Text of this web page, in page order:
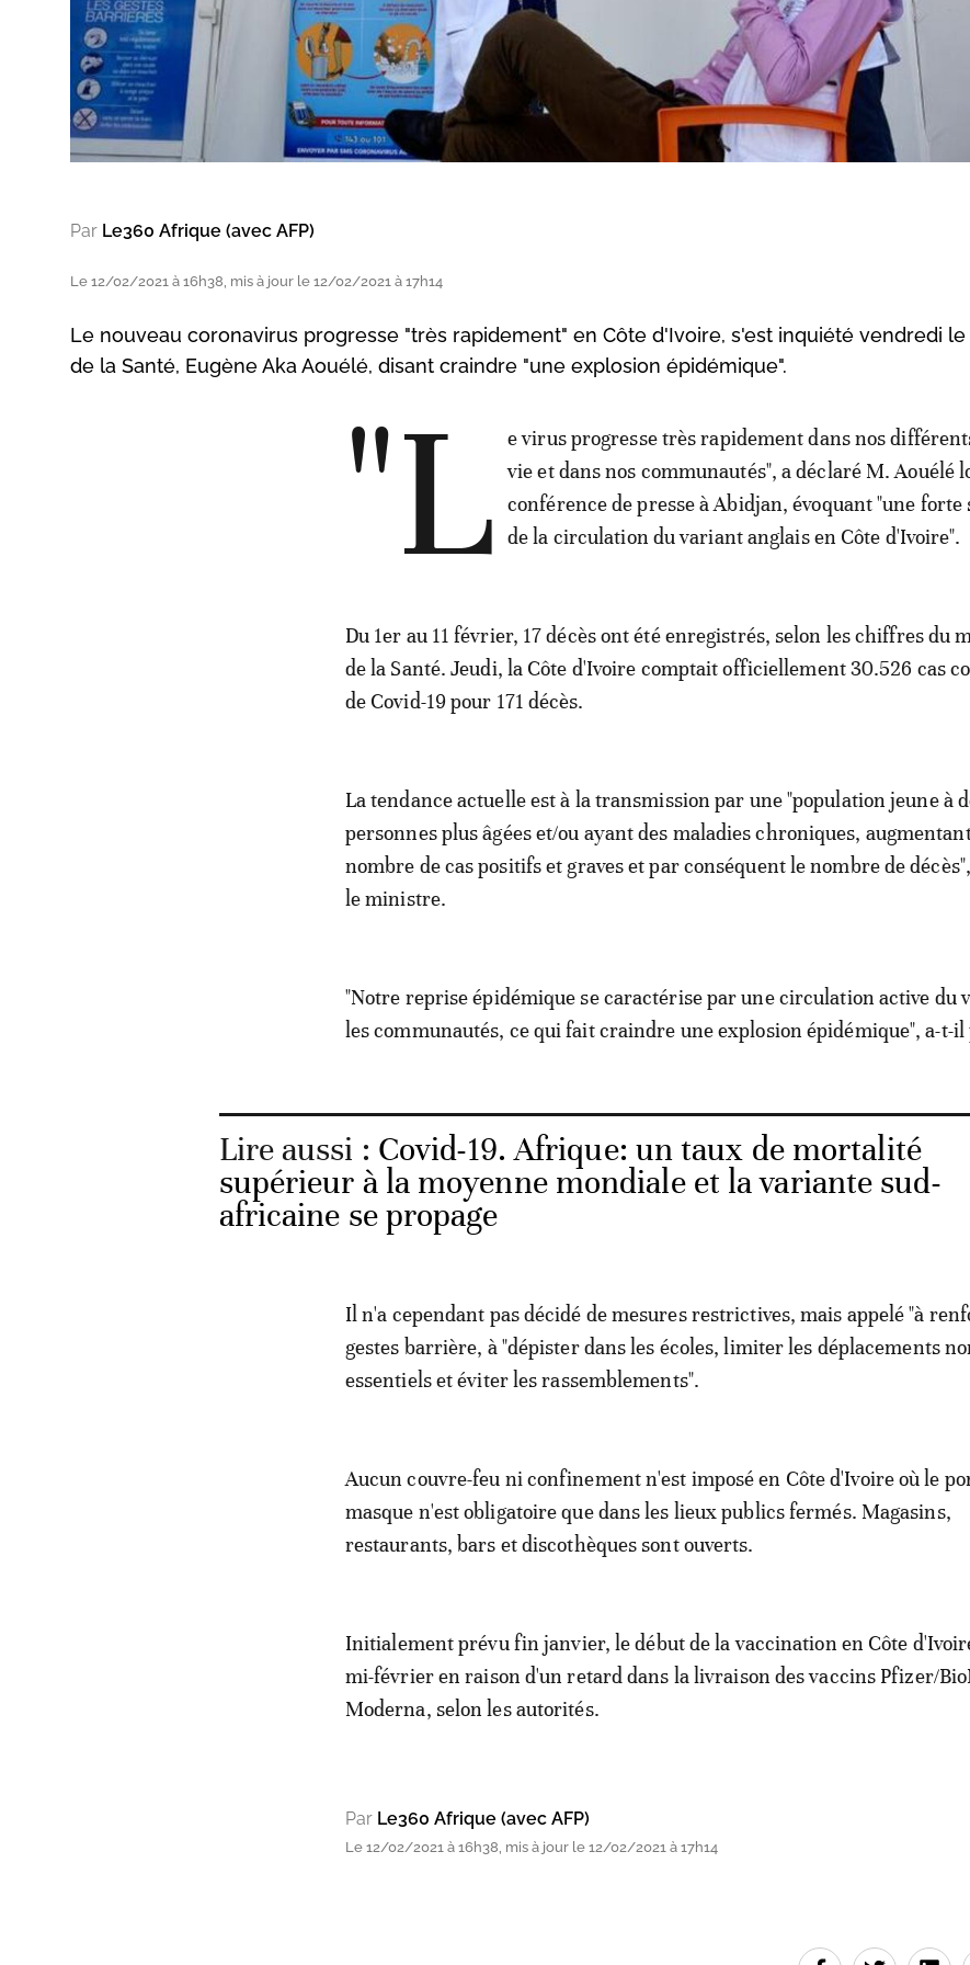
Par Le360 Afrique (avec AFP)
Le 12/02/2021 à 16h38, mis à jour le 12/02/2021 à 17h14
Le nouveau coronavirus progresse "très rapidement" en Côte d'Ivoire, s'est inquiété vendredi
de la Santé, Eugène Aka Aouélé, disant craindre "une explosion épidémique".
"L
e virus progresse très rapidement dans nos
vie et dans nos communautés", a déclaré M. Aouélé
conférence de presse à Abidjan, évoquant "une forte
de la circulation du variant anglais en Côte d'Ivoire".
Du 1er au 11 février, 17 décès ont été enregistrés, selon les chiffres du
de la Santé. Jeudi, la Côte d'Ivoire comptait officiellement 30.526 cas
de Covid-19 pour 171 décès.
La tendance actuelle est à la transmission par une "population jeune à
personnes plus âgées et/ou ayant des maladies chroniques,
nombre de cas positifs et graves et par conséquent le nombre de
le ministre.
"Notre reprise épidémique se caractérise par une circulation active du
les communautés, ce qui fait craindre une explosion épidémique", a-t-
Lire aussi : Covid-19. Afrique: un taux de mortalité
supérieur à la moyenne mondiale et la variante sud-
africaine se propage
Il n'a cependant pas décidé de mesures restrictives, mais appelé "à
gestes barrière, à "dépister dans les écoles, limiter les déplacements
essentiels et éviter les rassemblements".
Aucun couvre-feu ni confinement n'est imposé en Côte d'Ivoire où le
masque n'est obligatoire que dans les lieux publics fermés. Magasins,
restaurants, bars et discothèques sont ouverts.
Initialement prévu fin janvier, le début de la vaccination en Côte
mi-février en raison d'un retard dans la livraison des vaccins Pfizer/
Moderna, selon les autorités.
Par Le360 Afrique (avec AFP)
Le 12/02/2021 à 16h38, mis à jour le 12/02/2021 à 17h14